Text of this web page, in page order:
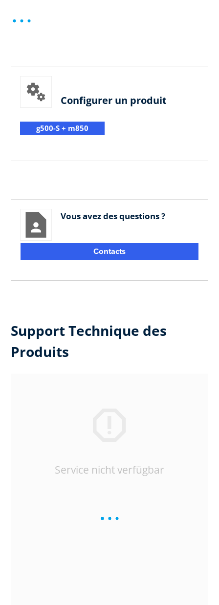
Configurer un produit
g500-S + m850
Vous avez des questions ?
Contacts
Support Technique des
Produits
Service nicht verfügbar